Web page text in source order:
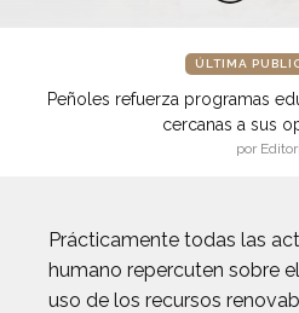
ÚLTIMA
Peñoles refuerza programas
cercanas a sus
por
Prácticamente todas las
humano repercuten sobre
uso de los recursos